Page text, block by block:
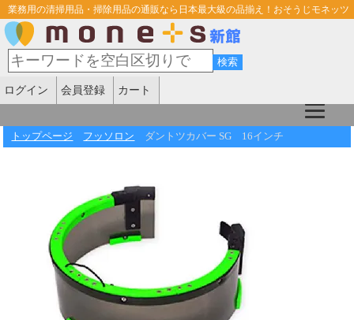
業務用の清掃用品・掃除用品の通販なら日本最大級の品揃え！おそうじモネッツ
ログイン 会員登録 カート
トップページ フッソロン ダントツカバー SG 16インチ